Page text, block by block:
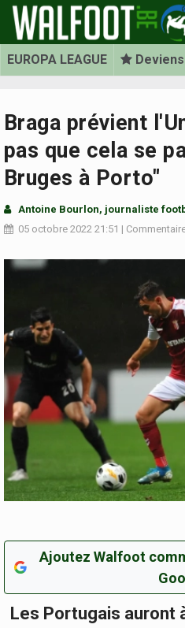
EUROPA LEAGUE
Braga prévient
pas que cela se
Bruges à Porto"
Antoine Bourlon, journaliste
05 octobre 2022 21:51 |
Ajoutez Walfoot
Les Portugais